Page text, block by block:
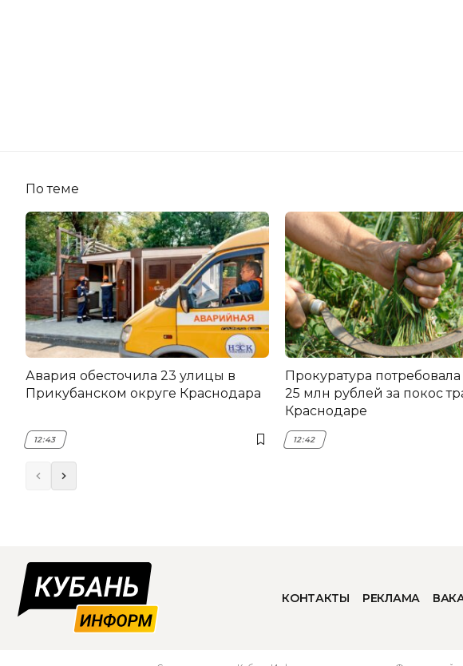
По теме
Авария обесточила 23 улицы в
Прикубанском округе Краснодара
12:43
Прокуратура
25 млн рублей за покос
Краснодаре
12:42
КОНТАКТЫ РЕКЛАМА